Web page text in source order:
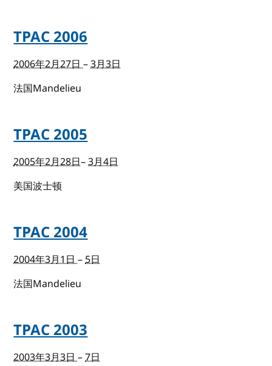
TPAC 2006
2006年2月27日–3月3日
法国Mandelieu
TPAC 2005
2005年2月28日–3月4日
美国波士顿
TPAC 2004
2004年3月1日–5日
法国Mandelieu
TPAC 2003
2003年3月3日–7日